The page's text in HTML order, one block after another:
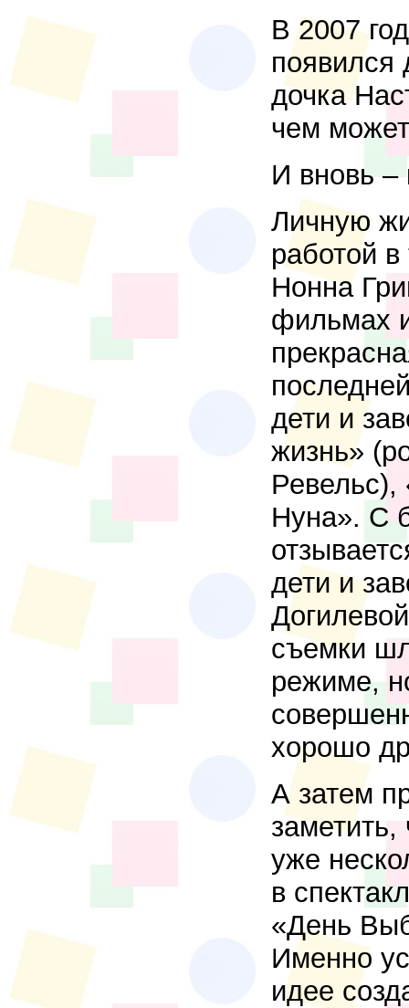
В 2007
дочка
чем
И вновь –
Личную
работой
Нонна
фильмах
дети и
жизнь»
Ревельс),
Нуна». С
дети и
съемки
режиме,
хорошо
А затем
уже
в
«День
Именно
идее